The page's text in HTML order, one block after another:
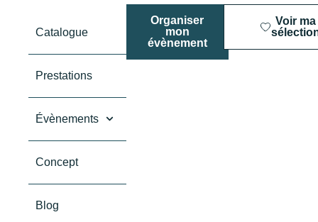
Catalogue
Prestations
Évènements
Concept
Blog
Organiser
mon
évènement
Voir ma